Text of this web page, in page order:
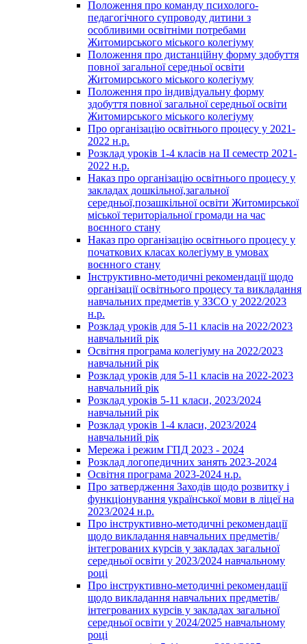
Положення про команду психолого-
педагогічного супроводу дитини з
особливими освітніми потребами
Житомирського міського колегіуму
Положення про дистанційну форму здобуття
повної загальної середньої освіти
Житомирського міського колегіуму
Положення про індивідуальну форму
здобуття повної загальної середньої освіти
Житомирського міського колегіуму
Про організацію освітнього процесу у 2021-
2022 н.р.
Розклад уроків 1-4 класів на ІІ семестр 2021-
2022 н.р.
Наказ про організацію освітнього процесу у
закладах дошкільної,загальної
середньої,позашкільної освіти Житомирської
міської територіальної громади на час
воєнного стану
Наказ про організацію освітнього процесу у
початкових класах колегіуму в умовах
воєнного стану
Інструктивно-методичні рекомендації щодо
організації освітнього процесу та викладання
навчальних предметів у ЗЗСО у 2022/2023
н.р.
Розклад уроків для 5-11 класів на 2022/2023
навчальний рік
Освітня програма колегіуму на 2022/2023
навчальний рік
Розклад уроків для 5-11 класів на 2022-2023
навчальний рік
Розклад уроків 5-11 класи, 2023/2024
навчальний рік
Розклад уроків 1-4 класи, 2023/2024
навчальний рік
Мережа і режим ГПД 2023 - 2024
Розклад логопедичних занять 2023-2024
Освітня програма 2023-2024 н.р.
Про затвердження Заходів щодо розвитку і
функціонування української мови в ліцеї на
2023/2024 н.р.
Про інструктивно-методичні рекомендації
щодо викладання навчальних предметів/
інтегрованих курсів у закладах загальної
середньої освіти у 2023/2024 навчальному
році
Про інструктивно-методичні рекомендації
щодо викладання навчальних предметів/
інтегрованих курсів у закладах загальної
середньої освіти у 2024/2025 навчальному
році